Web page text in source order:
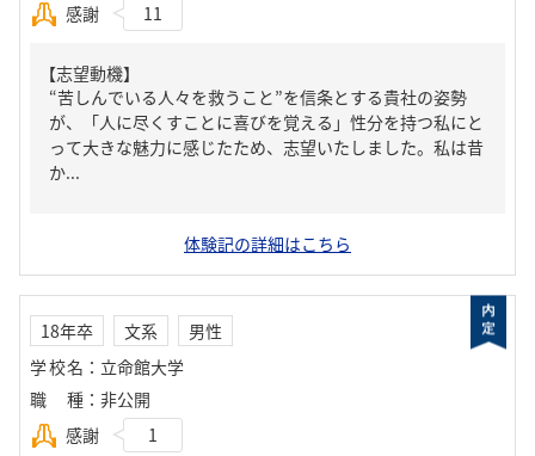
感謝
11
【志望動機】
“苦しんでいる人々を救うこと”を信条とする貴社の姿勢
が、「人に尽くすことに喜びを覚える」性分を持つ私にと
って大きな魅力に感じたため、志望いたしました。私は昔
か...
体験記の詳細はこちら
18年卒 文系
男性
学校名 ： 立命館大学
職種 ： 非公開
感謝
1